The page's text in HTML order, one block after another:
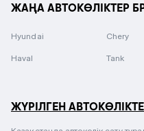
ЖАҢА АВТОКӨЛІКТЕР
Hyundai Chery
Haval Tank
ЖҮРІЛГЕН